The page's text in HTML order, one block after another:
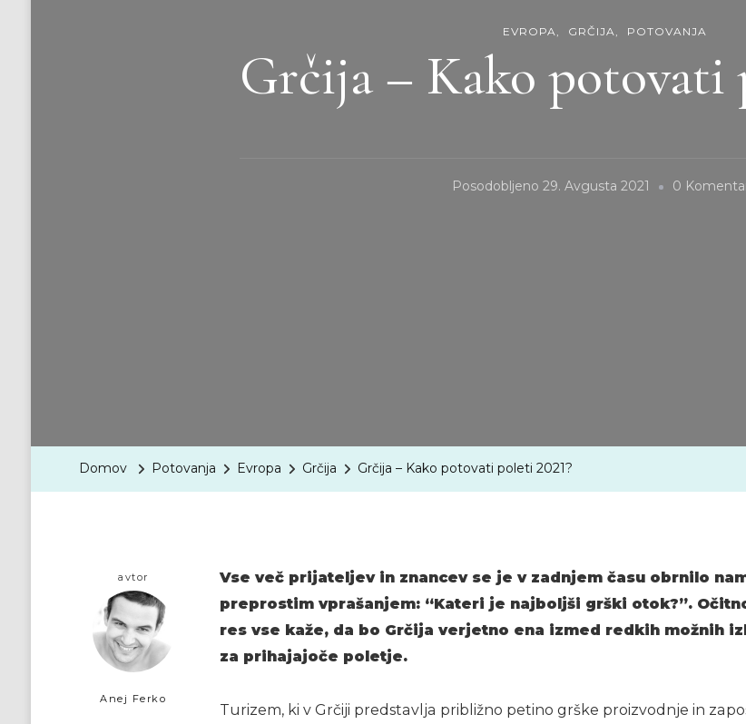
EVROPA GRČIJA POTOVANJA
Grčija – Kako potovati
Posodobljeno 29. Avgusta 2021 0
Domov Potovanja Evropa Grčija Grčija – Kako potovati poleti 2021?
avtor
Anej Ferko
Vse več prijateljev in znancev se je v zadnjem času obrnilo
preprostim vprašanjem: “Kateri je najboljši grški otok?”.
res vse kaže, da bo Grčija verjetno ena izmed redkih možnih
za prihajajoče poletje.
Turizem, ki v Grčiji predstavlja približno petino grške proizvodnje in